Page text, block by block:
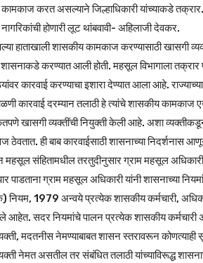
कामकाज करत असल्याने जिल्हाधिकारी यांच्याकडे तक्रार.
होणारी लूट थांबवावी- अहिलाजी देवकर.
हाताखाली शासकीय कामकाज करण्यासाठी खासगी
करण्यात आली होती. महसूल विभागाला तक्रार
कारवाई करण्याचा इशारा देण्यात आला आहे.
कारवाई दरम्यान तलाठी हे त्यांचे शासकीय कामकाज
खासगी व्यक्तींची नियुक्ती केली आहे. अशा
ठेवतात. ही बाब कारवाईसाठी शासनाच्या निदर्शनास
संहितामधील तरतुदीनुसार ग्राम महसूल अधिकारी,
पाडताना ग्राम महसूल अधिकारी यांनी शासनाच्या
नियम, 1979 अन्वये प्रत्येक शासकीय कर्मचारी,
आहेत. सदर नियमांचे पालन प्रत्येक शासकीय
मदतनीस नेमण्याबाबत शासन स्तरावरून कोणत्याही
नेमत असतील तर संबंधित तलाठी यांच्याविरूद्ध